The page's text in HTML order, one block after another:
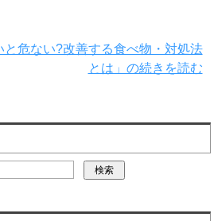
と危ない?改善する食べ物・対処法
とは」の続きを読む